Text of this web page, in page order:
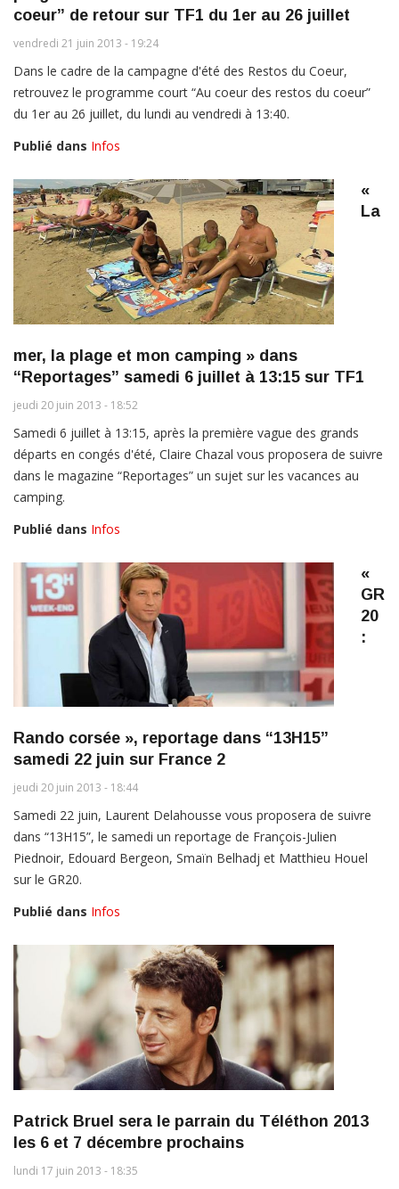
coeur” de retour sur TF1 du 1er au 26 juillet
vendredi 21 juin 2013 - 19:24
Dans le cadre de la campagne d'été des Restos du Coeur,
retrouvez le programme court “Au coeur des restos du coeur”
du 1er au 26 juillet, du lundi au vendredi à 13:40.
Publié dans Infos
«
La
mer, la plage et mon camping » dans
“Reportages” samedi 6 juillet à 13:15 sur TF1
jeudi 20 juin 2013 - 18:52
Samedi 6 juillet à 13:15, après la première vague des grands
départs en congés d'été, Claire Chazal vous proposera de suivre
dans le magazine “Reportages” un sujet sur les vacances au
camping.
Publié dans Infos
«
GR
20
:
Rando corsée », reportage dans “13H15”
samedi 22 juin sur France 2
jeudi 20 juin 2013 - 18:44
Samedi 22 juin, Laurent Delahousse vous proposera de suivre
dans “13H15”, le samedi un reportage de François-Julien
Piednoir, Edouard Bergeon, Smaïn Belhadj et Matthieu Houel
sur le GR20.
Publié dans Infos
Patrick Bruel sera le parrain du Téléthon 2013
les 6 et 7 décembre prochains
lundi 17 juin 2013 - 18:35